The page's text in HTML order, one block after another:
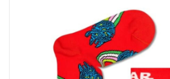
ACCESSOIRES